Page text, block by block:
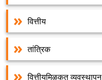
वित्तीय
तांत्रिक
वित्तीयमिळकत व्यवस्थापन